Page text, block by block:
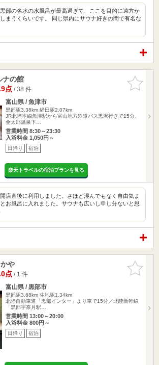
部の名水の水風呂が最高過ぎて、ここを目的に遠方か
まうくらいです。 同じ県内にサウナ好きの間で有名な
お気に入
りに追加
ナの館
点/ 38 件
富山県 / 魚津市
黒部駅3.38km 経田駅2.07km
JR北陸本線魚津駅から富山地方鉄道バス黒沢行きで15分、
金太郎温泉下…
営業時間 8:30～23:30
入浴料金 1,050円～
日帰り 宿泊
楽天トラベルの宿泊プランを見る
店直後に利用しました。さほど混んでもなく自由気ま
お風呂に入れました。サウナも広いし申し分ないと思
お気に入
りに追加
や
点/ 1 件
富山県 / 黒部市
黒部駅3.68km 生地駅1.34km
北陸自動車道「黒部インター」より車で15分／北陸新幹線
「黒部宇奈月駅…
営業時間 13:00～20:00
入浴料金 800円～
日帰り 宿泊